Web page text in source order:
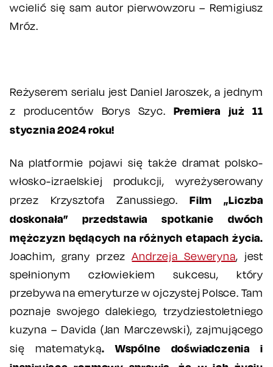
wcielić się sam autor pierwowzoru – Remigiusz
Mróz.
Reżyserem serialu jest Daniel Jaroszek, a jednym
z producentów Borys Szyc. Premiera już 11
stycznia 2024 roku!
Na platformie pojawi się także dramat polsko-
włosko-izraelskiej produkcji, wyreżyserowany
przez Krzysztofa Zanussiego.Film „Liczba
doskonała” przedstawia spotkanie dwóch
mężczyzn będących na różnych etapach życia.
Joachim, grany przezAndrzeja Seweryna, jest
spełnionym człowiekiem sukcesu, który
przebywa na emeryturze w ojczystej Polsce. Tam
poznaje swojego dalekiego, trzydziestoletniego
kuzyna – Davida (Jan Marczewski), zajmującego
się matematyką. Wspólne doświadczenia i